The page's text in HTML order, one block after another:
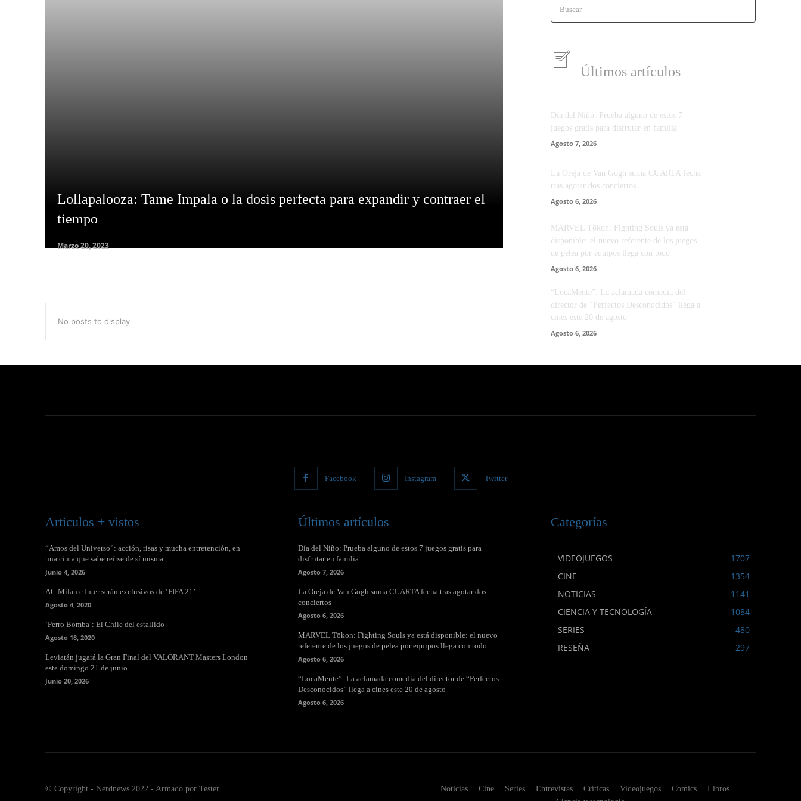
Lollapalooza: Tame Impala o la dosis perfecta para expandir y contraer el
tiempo
Marzo 20, 2023
No posts to display
Buscar
Últimos artículos
Día del Niño: Prueba alguno de estos 7
juegos gratis para disfrutar en familia
Agosto 7, 2026
La Oreja de Van Gogh suma CUARTA fecha
tras agotar dos conciertos
Agosto 6, 2026
MARVEL Tōkon: Fighting Souls ya está
disponible: el nuevo referente de los juegos
de pelea por equipos llega con todo
Agosto 6, 2026
“LocaMente”: La aclamada comedia del
director de “Perfectos Desconocidos” llega a
cines este 20 de agosto
Agosto 6, 2026
Facebook Instagram Twitter
Articulos + vistos
“Amos del Universo”: acción, risas y mucha entretención, en
una cinta que sabe reírse de sí misma
Junio 4, 2026
AC Milan e Inter serán exclusivos de ‘FIFA 21’
Agosto 4, 2020
‘Perro Bomba’: El Chile del estallido
Agosto 18, 2020
Leviatán jugará la Gran Final del VALORANT Masters London
este domingo 21 de junio
Junio 20, 2026
Últimos artículos
Día del Niño: Prueba alguno de estos 7 juegos gratis para
disfrutar en familia
Agosto 7, 2026
La Oreja de Van Gogh suma CUARTA fecha tras agotar dos
conciertos
Agosto 6, 2026
MARVEL Tōkon: Fighting Souls ya está disponible: el nuevo
referente de los juegos de pelea por equipos llega con todo
Agosto 6, 2026
“LocaMente”: La aclamada comedia del director de “Perfectos
Desconocidos” llega a cines este 20 de agosto
Agosto 6, 2026
Categorías
VIDEOJUEGOS
1707
CINE
1354
NOTICIAS
1141
CIENCIA Y TECNOLOGÍA
1084
SERIES
480
RESEÑA
297
© Copyright - Nerdnews 2022 - Armado por Tester Noticias Cine Series Entrevistas Críticas Videojuegos Comics
Libros